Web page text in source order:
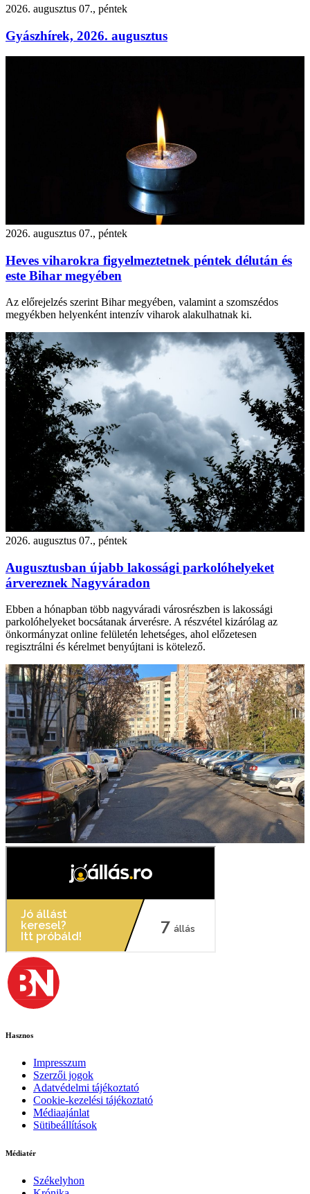
2026. augusztus 07., péntek
Gyászhírek, 2026. augusztus
2026. augusztus 07., péntek
Heves viharokra figyelmeztetnek péntek délután és
este Bihar megyében
Az előrejelzés szerint Bihar megyében, valamint a szomszédos
megyékben helyenként intenzív viharok alakulhatnak ki.
2026. augusztus 07., péntek
Augusztusban újabb lakossági parkolóhelyeket
árvereznek Nagyváradon
Ebben a hónapban több nagyváradi városrészben is lakossági
parkolóhelyeket bocsátanak árverésre. A részvétel kizárólag az
önkormányzat online felületén lehetséges, ahol előzetesen
regisztrálni és kérelmet benyújtani is kötelező.
Hasznos
Impresszum
Szerzői jogok
Adatvédelmi tájékoztató
Cookie-kezelési tájékoztató
Médiaajánlat
Sütibeállítások
Médiatér
Székelyhon